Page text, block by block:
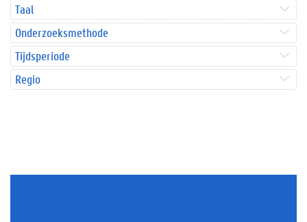
Taal
Onderzoeksmethode
Tijdsperiode
Regio